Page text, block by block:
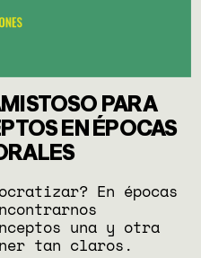
PARA
EN ÉPOCAS
En épocas
una y otra
tan claros.